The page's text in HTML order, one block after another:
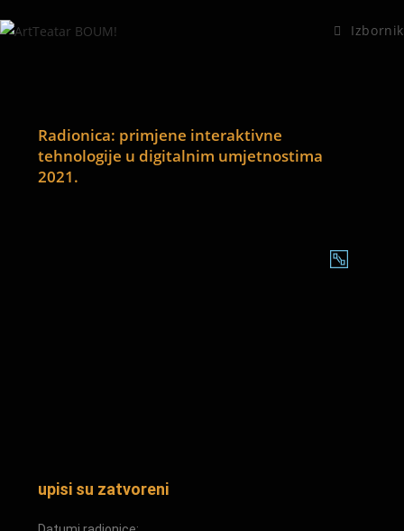
Izbornik
Radionica: primjene interaktivne
tehnologije u digitalnim umjetnostima
2021.
upisi su zatvoreni